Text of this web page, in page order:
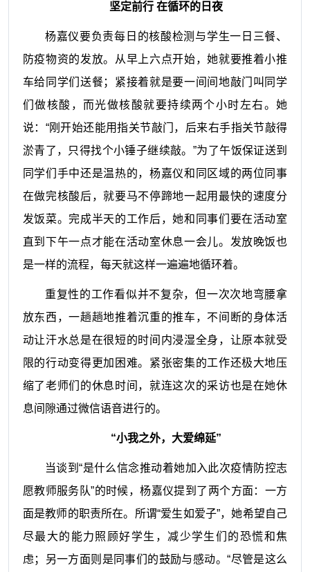
坚定前行 在循环的日夜
杨嘉仪要负责每日的核酸检测与学生一日三餐、
防疫物资的发放。从早上六点开始，她就要推着小推
车给同学们送餐；紧接着就是要一间间地敲门叫同学
们做核酸，而光做核酸就要持续两个小时左右。她
说：“刚开始还能用指关节敲门，后来右手指关节敲得
淤青了，只得找个小锤子继续敲。”为了午饭保证送到
同学们手中还是温热的，杨嘉仪和同区域的两位同事
在做完核酸后，就要马不停蹄地一起用最快的速度分
发饭菜。完成半天的工作后，她和同事们要在活动室
直到下午一点才能在活动室休息一会儿。发放晚饭也
是一样的流程，每天就这样一遍遍地循环着。
重复性的工作看似并不复杂，但一次次地弯腰拿
放东西，一趟趟地推着沉重的推车，不间断的身体活
动让汗水总是在很短的时间内浸湿全身，让原本就受
限的行动变得更加困难。紧张密集的工作还极大地压
缩了老师们的休息时间，就连这次的采访也是在她休
息间隙通过微信语音进行的。
“小我之外，大爱绵延”
当谈到“是什么信念推动着她加入此次疫情防控志
愿教师服务队”的时候，杨嘉仪提到了两个方面：一方
面是教师的职责所在。所谓“爱生如爱子”，她希望自己
尽最大的能力照顾好学生，减少学生们的恐慌和焦
虑；另一方面则是同事们的鼓励与感动。“尽管是这么